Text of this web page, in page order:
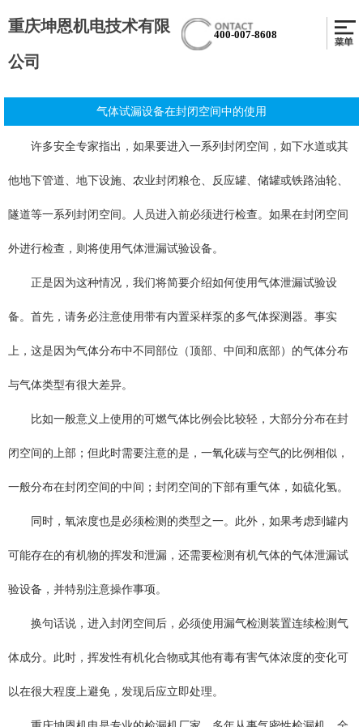
重庆坤恩机电技术有限
公司
400-007-8608
气体试漏设备在封闭空间中的使用
许多安全专家指出，如果要进入一系列封闭空间，如下水道或其
他地下管道、地下设施、农业封闭粮仓、反应罐、储罐或铁路油轮、
隧道等一系列封闭空间。人员进入前必须进行检查。如果在封闭空间
外进行检查，则将使用气体泄漏试验设备。
正是因为这种情况，我们将简要介绍如何使用气体泄漏试验设
备。首先，请务必注意使用带有内置采样泵的多气体探测器。事实
上，这是因为气体分布中不同部位（顶部、中间和底部）的气体分布
与气体类型有很大差异。
比如一般意义上使用的可燃气体比例会比较轻，大部分分布在封
闭空间的上部；但此时需要注意的是，一氧化碳与空气的比例相似，
一般分布在封闭空间的中间；封闭空间的下部有重气体，如硫化氢。
同时，氧浓度也是必须检测的类型之一。此外，如果考虑到罐内
可能存在的有机物的挥发和泄漏，还需要检测有机气体的气体泄漏试
验设备，并特别注意操作事项。
换句话说，进入封闭空间后，必须使用漏气检测装置连续检测气
体成分。此时，挥发性有机化合物或其他有毒有害气体浓度的变化可
以在很大程度上避免，发现后应立即处理。